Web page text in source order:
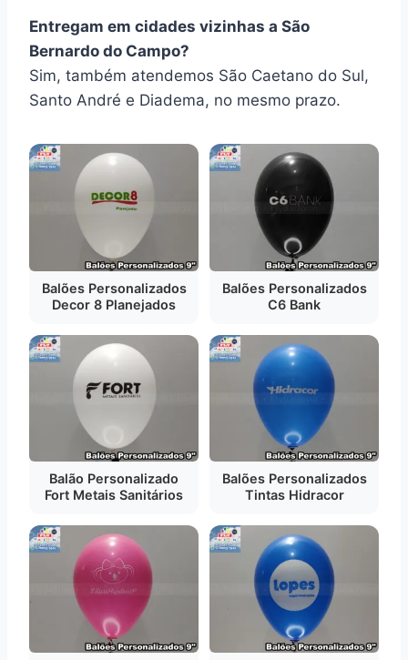
Entregam em cidades vizinhas a São
Bernardo do Campo?
Sim, também atendemos São Caetano do Sul,
Santo André e Diadema, no mesmo prazo.
Balões Personalizados
Decor 8 Planejados
Balões Personalizados
C6 Bank
Balão Personalizado
Fort Metais Sanitários
Balões Personalizados
Tintas Hidracor